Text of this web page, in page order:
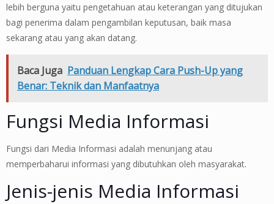
lebih berguna yaitu pengetahuan atau keterangan yang ditujukan
bagi penerima dalam pengambilan keputusan, baik masa
sekarang atau yang akan datang.
Baca Juga Panduan Lengkap Cara Push-Up yang
Benar: Teknik dan Manfaatnya
Fungsi Media Informasi
Fungsi dari Media Informasi adalah menunjang atau
memperbaharui informasi yang dibutuhkan oleh masyarakat.
Jenis-jenis Media Informasi